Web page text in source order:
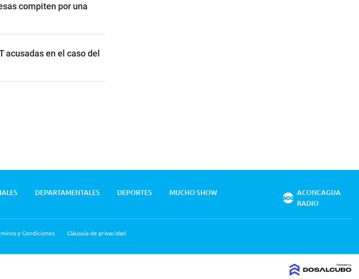
compiten por una
acusadas en el caso del
DEPARTAMENTALES DEPORTES
MUCHO SHOW
y Condiciones Cláusula de privacidad
ACONCAGUA
RADIO